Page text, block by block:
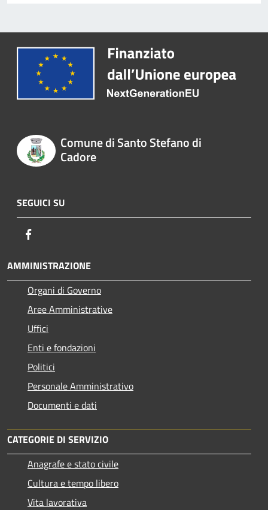
Comune di Santo Stefano di
Cadore
SEGUICI SU
AMMINISTRAZIONE
Organi di Governo
Aree Amministrative
Uffici
Enti e fondazioni
Politici
Personale Amministrativo
Documenti e dati
CATEGORIE DI SERVIZIO
Anagrafe e stato civile
Cultura e tempo libero
Vita lavorativa